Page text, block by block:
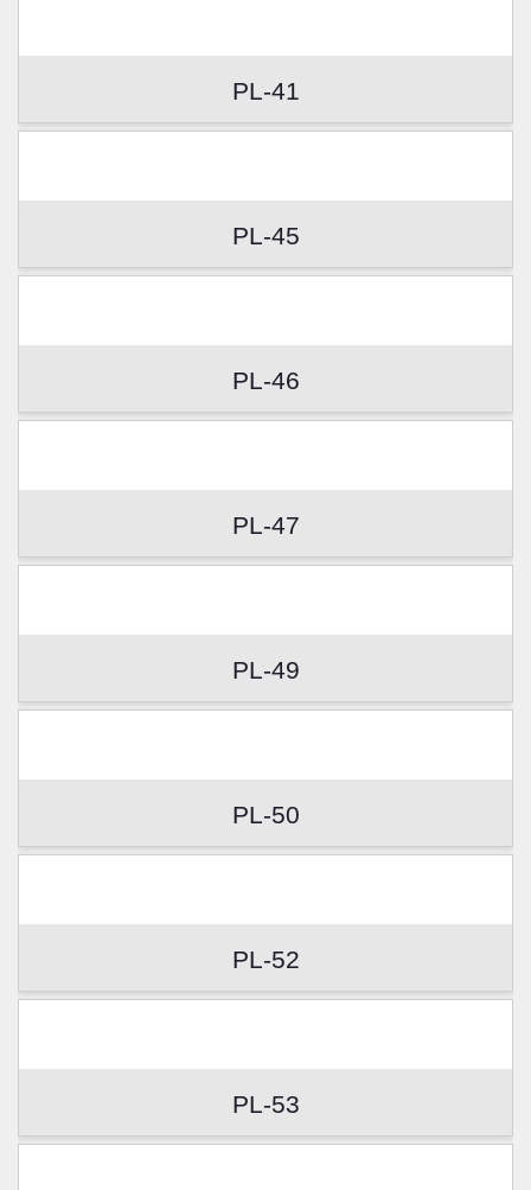
PL-41
PL-45
PL-46
PL-47
PL-49
PL-50
PL-52
PL-53